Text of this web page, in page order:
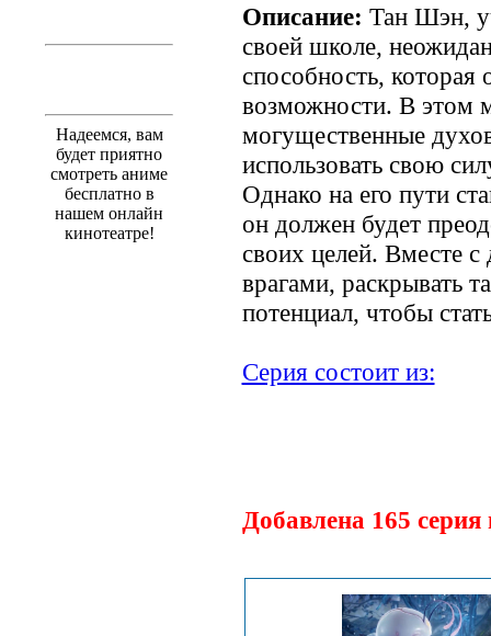
Надеемся, вам
будет приятно
смотреть аниме
бесплатно в
нашем онлайн
кинотеатре!
Описание: Тан Шэн,
своей школе,
способность, которая
возможности. В этом
могущественные
использовать свою
Однако на его пути
он должен будет
своих целей. Вместе с
врагами, раскрывать
потенциал, чтобы
Серия состоит из:
Добавлена 165